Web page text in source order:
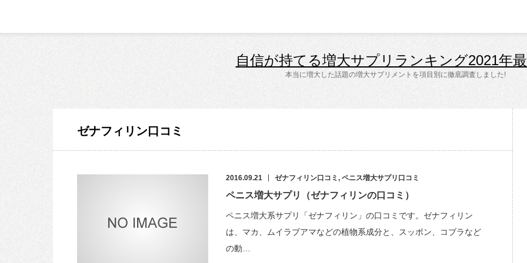
自信が持てる増大サプリランキング2021年
本当に増大した話題の増大サプリメントを項目別に徹底調査しました!
ゼナフィリン口コミ
2016.09.21 ゼナフィリン口コミ , ペニス増大サプリ口コミ
ペニス増大サプリ（ゼナフィリンの口コミ）
ペニス増大系サプリ「ゼナフィリン」の口コミです。ゼナフィリン
は、マカ、ムイラブアマなどの植物系成分と、スッポン、コブラなど
の動…